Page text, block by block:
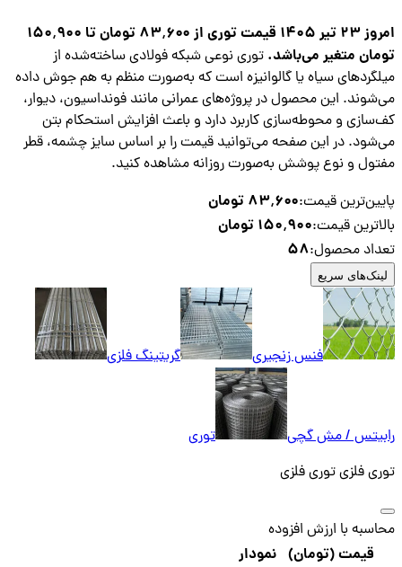
امروز 23 تیر 1405 قیمت توری از ۸۳٬۶۰۰ تومان تا ۱۵۰٬۹۰۰
تومان متغیر می‌باشد. توری نوعی شبکه فولادی ساخته‌شده از
میلگردهای سیاه یا گالوانیزه است که به‌صورت منظم به هم جوش داده
می‌شوند. این محصول در پروژه‌های عمرانی مانند فونداسیون، دیوار،
کف‌سازی و محوطه‌سازی کاربرد دارد و باعث افزایش استحکام بتن
می‌شود. در این صفحه می‌توانید قیمت را بر اساس سایز چشمه، قطر
مفتول و نوع پوشش به‌صورت روزانه مشاهده کنید.
پایین‌ترین قیمت:۸۳٬۶۰۰ تومان
بالاترین قیمت:۱۵۰٬۹۰۰ تومان
تعداد محصول:58
لینک‌های سریع
فنس زنجیری گریتینگ فلزی
رابیتس / مش گچی
توری
توری فلزی توری فلزی
محاسبه با ارزش افزوده
قیمت (تومان) نمودار